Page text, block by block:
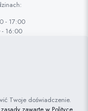
- 17:00
16:00
|
Projektowanie
Twoje doświadczenie.